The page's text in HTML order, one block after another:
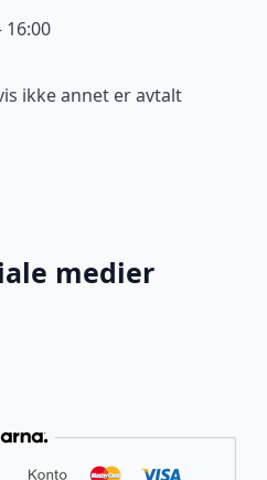
16:00
ikke annet er avtalt
medier